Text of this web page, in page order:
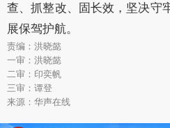
查、抓整改、固长效，坚决守
展保驾护航。
责编：洪晓懿
一审：洪晓懿
二审：印奕帆
三审：谭登
来源：华声在线